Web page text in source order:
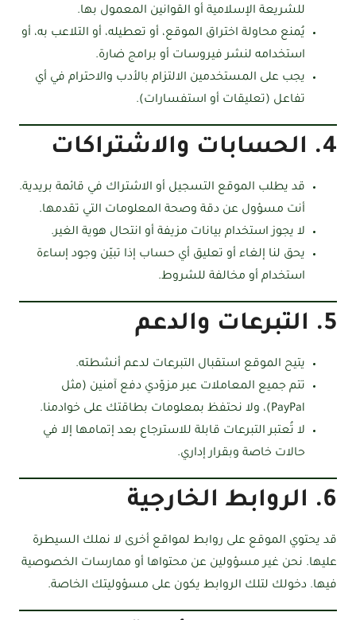
للشريعة الإسلامية أو القوانين المعمول بها.
يُمنع محاولة اختراق الموقع، أو تعطيله، أو التلاعب به، أو
استخدامه لنشر فيروسات أو برامج ضارة.
يجب على المستخدمين الالتزام بالأدب والاحترام في أي
تفاعل (تعليقات أو استفسارات).
4. الحسابات والاشتراكات
قد يطلب الموقع التسجيل أو الاشتراك في قائمة بريدية.
أنت مسؤول عن دقة وصحة المعلومات التي تقدمها.
لا يجوز استخدام بيانات مزيفة أو انتحال هوية الغير.
يحق لنا إلغاء أو تعليق أي حساب إذا تبيّن وجود إساءة
استخدام أو مخالفة للشروط.
5. التبرعات والدعم
يتيح الموقع استقبال التبرعات لدعم أنشطته.
تتم جميع المعاملات عبر مزوّدي دفع آمنين (مثل
PayPal)، ولا نحتفظ بمعلومات بطاقتك على خوادمنا.
لا تُعتبر التبرعات قابلة للاسترجاع بعد إتمامها إلا في
حالات خاصة وبقرار إداري.
6. الروابط الخارجية
قد يحتوي الموقع على روابط لمواقع أخرى لا نملك السيطرة
عليها. نحن غير مسؤولين عن محتواها أو ممارسات الخصوصية
فيها. دخولك لتلك الروابط يكون على مسؤوليتك الخاصة.